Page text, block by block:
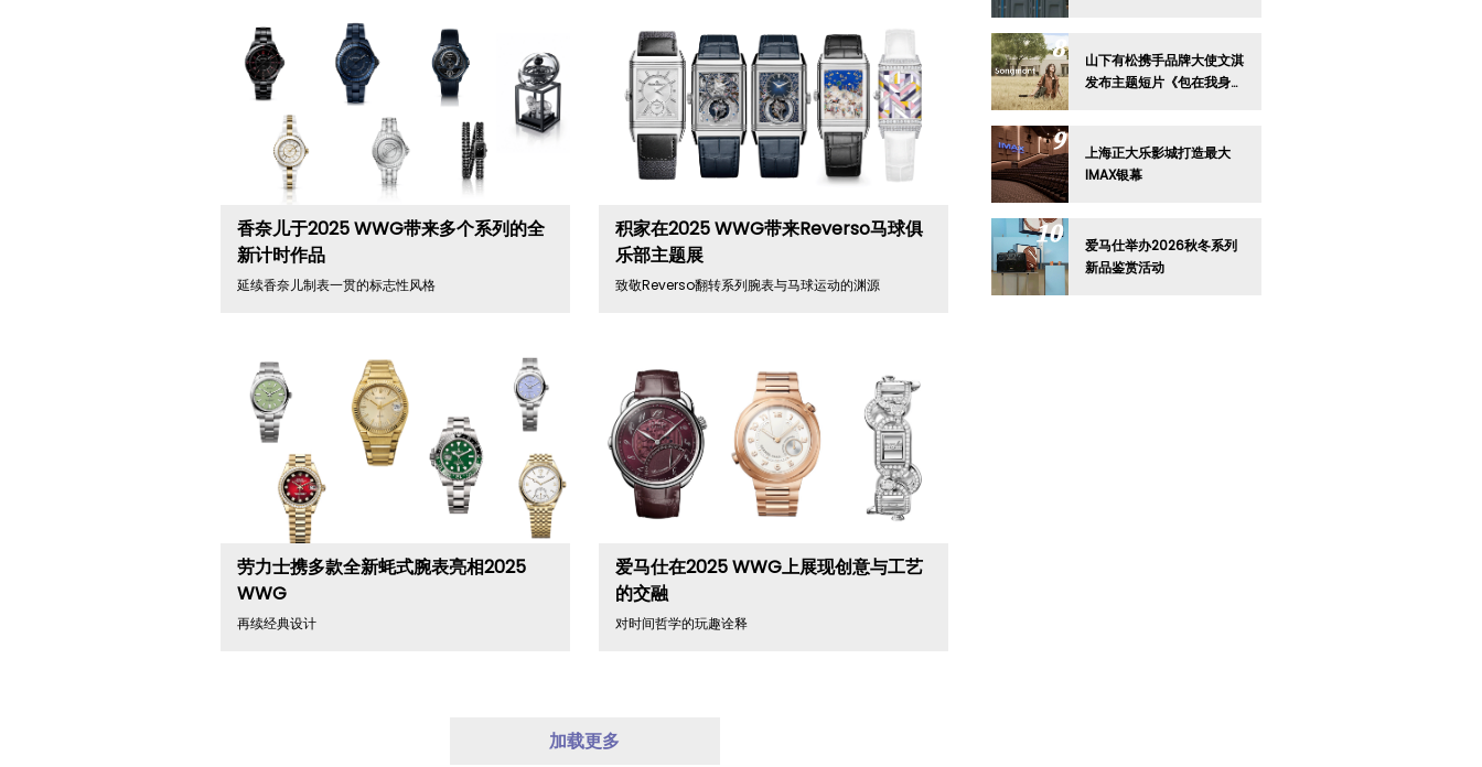
香奈儿于2025 WWG带来多个系列的全
新计时作品
延续香奈儿制表一贯的标志性风格
积家在2025 WWG带来Reverso马球俱
乐部主题展
致敬Reverso翻转系列腕表与马球运动的渊源
劳力士携多款全新蚝式腕表亮相2025
WWG
再续经典设计
爱马仕在2025 WWG上展现创意与工艺
的交融
对时间哲学的玩趣诠释
加载更多
山下有松携手品牌大使文淇
发布主题短片《包在我身
上海正大乐影城打造最大
IMAX银幕
爱马仕举办2026秋冬系列
新品鉴赏活动